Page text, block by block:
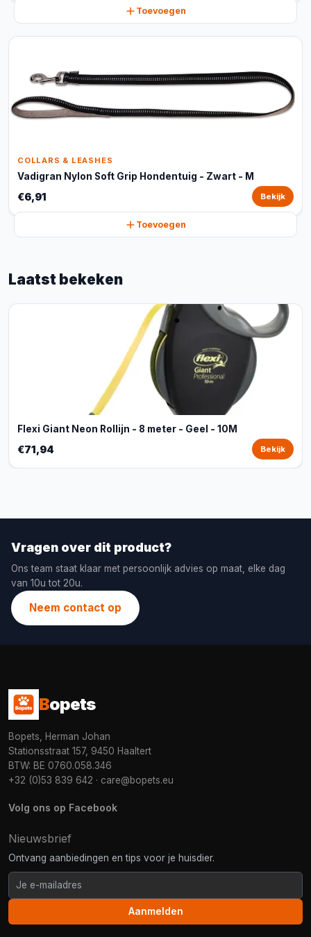
Toevoegen
COLLARS & LEASHES
Vadigran Nylon Soft Grip Hondentuig - Zwart - M
€6,91 Bekijk
Toevoegen
Laatst bekeken
Flexi Giant Neon Rollijn - 8 meter - Geel - 10M
€71,94 Bekijk
Vragen over dit product?
Ons team staat klaar met persoonlijk advies op maat, elke dag
van 10u tot 20u.
Neem contact op
Bopets
Bopets, Herman Johan
Stationsstraat 157, 9450 Haaltert
BTW: BE 0760.058.346
+32 (0)53 839 642 · care@bopets.eu
Volg ons op Facebook
Nieuwsbrief
Ontvang aanbiedingen en tips voor je huisdier.
Aanmelden